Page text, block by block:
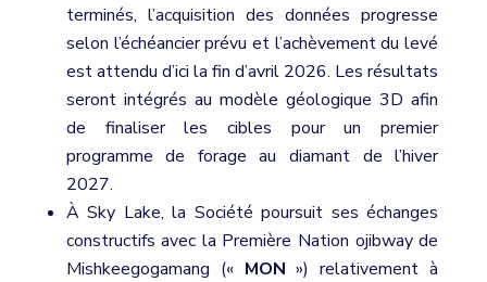
terminés, l’acquisition des données progresse
selon l’échéancier prévu et l’achèvement du levé
est attendu d’ici la fin d’avril 2026. Les résultats
seront intégrés au modèle géologique 3D afin
de finaliser les cibles pour un premier
programme de forage au diamant de l’hiver
2027.
À Sky Lake, la Société poursuit ses échanges
constructifs avec la Première Nation ojibway de
Mishkeegogamang (« MON ») relativement à